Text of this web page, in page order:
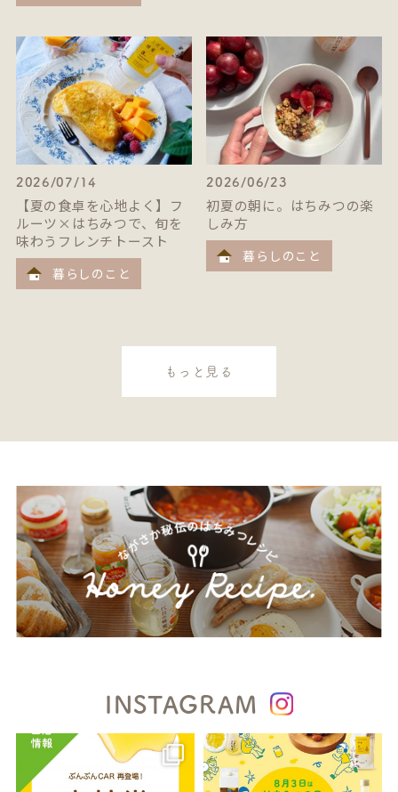
2026/07/14
【夏の食卓を心地よく】フ
ルーツ×はちみつで、旬を
味わうフレンチトースト
暮らしのこと
2026/06/23
初夏の朝に。はちみつの楽
しみ方
暮らしのこと
もっと見る
INSTAGRAM